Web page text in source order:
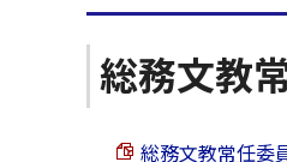
総務文教
総務文教常任委